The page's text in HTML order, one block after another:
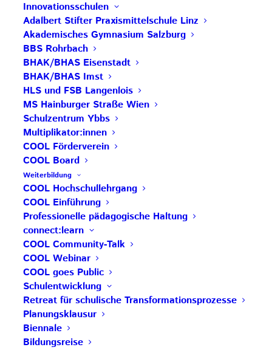
Innovationsschulen
Adalbert Stifter Praxismittelschule Linz
Akademisches Gymnasium Salzburg
BBS Rohrbach
BHAK/BHAS Eisenstadt
BHAK/BHAS Imst
HLS und FSB Langenlois
MS Hainburger Straße Wien
Schulzentrum Ybbs
Multiplikator:innen
COOL Förderverein
COOL Board
Weiterbildung
COOL Hochschullehrgang
COOL Einführung
Professionelle pädagogische Haltung
connect:learn
COOL Community-Talk
COOL Webinar
COOL goes Public
Schulentwicklung
Retreat für schulische Transformationsprozesse
Planungsklausur
Biennale
Bildungsreise
Dankeschön an die HAK Neumarkt am Wallersee für
die großartige Unterstützung – ganz besonders an
Birgit², Walter und Christoph.
Wir haben uns bei euch sehr wohlgefühlt und sind
tief beeindruckt von eurem Engagement für eure
Schüler:innen und für COOL.
Austausch, Reflexion und gemeinsame
Weiterentwicklung auf Augenhöhe – genau so soll
Schule sein! ✨
Text: Sonja Lenz
AKTUELLE BEITRÄGE